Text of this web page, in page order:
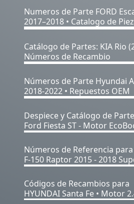
Numeros de Parte FORD
2017–2018 • Catalogo de
Catálogo de Partes: KIA Rio
Números de Recambio
Números de Parte Hyundai
2018-2022 • Repuestos OEM
Despiece y Catálogo de
Ford Fiesta ST - Motor
Números de Referencia
F-150 Raptor 2015 - 2018
Códigos de Recambios para
HYUNDAI Santa Fe • Motor